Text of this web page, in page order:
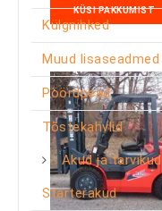
Külgnihked
Muud lisaseadmed
Pöördpead
Tõstekahvlid
Akud ja tarvikud
Starterakud
KÜSI PAKKUMIST